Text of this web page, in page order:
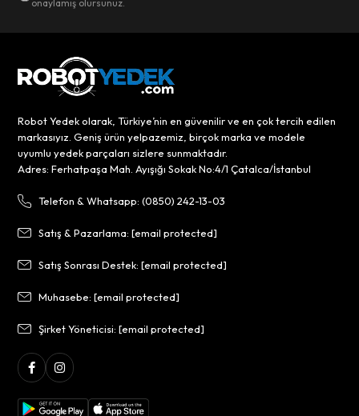
onaylamış olursunuz.
Robot Yedek olarak, Türkiye’nin en güvenilir ve en çok tercih edilen
markasıyız. Geniş ürün yelpazemiz, birçok marka ve modele
uyumlu yedek parçaları sizlere sunmaktadır.
Adres: Ferhatpaşa Mah. Ayışığı Sokak No:4/1 Çatalca/İstanbul
Telefon & Whatsapp: (0850) 242-13-03
Satış & Pazarlama:[email protected]
Satış Sonrası Destek:[email protected]
Muhasebe:[email protected]
Şirket Yöneticisi:[email protected]